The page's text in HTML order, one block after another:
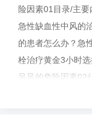
险因素01目录/主
急性缺血性中风的
的患者怎么办？急
栓治疗黄金3小时
风风的危险因素02